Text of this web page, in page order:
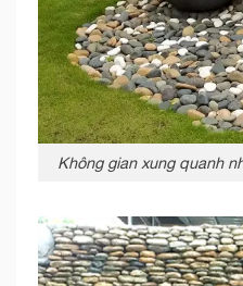
Không gian xung quanh